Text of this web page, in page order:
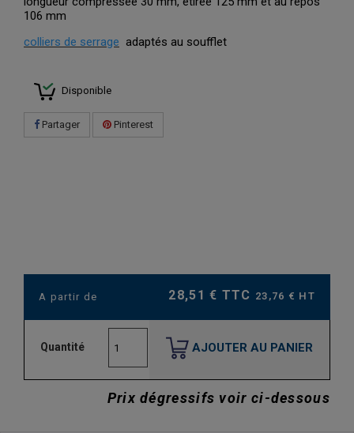
106 mm
colliers de serrage adaptés au soufflet
Disponible
Partager Pinterest
A partir de 28,51 € TTC 23,76 € HT
Quantité AJOUTER AU PANIER
Prix dégressifs voir ci-dessous